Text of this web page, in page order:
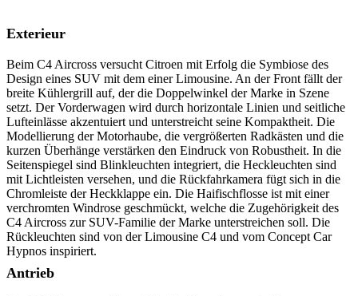
Exterieur
Beim C4 Aircross versucht Citroen mit Erfolg die Symbiose des
Design eines SUV mit dem einer Limousine. An der Front fällt der
breite Kühlergrill auf, der die Doppelwinkel der Marke in Szene
setzt. Der Vorderwagen wird durch horizontale Linien und seitliche
Lufteinlässe akzentuiert und unterstreicht seine Kompaktheit. Die
Modellierung der Motorhaube, die vergrößerten Radkästen und die
kurzen Überhänge verstärken den Eindruck von Robustheit. In die
Seitenspiegel sind Blinkleuchten integriert, die Heckleuchten sind
mit Lichtleisten versehen, und die Rückfahrkamera fügt sich in die
Chromleiste der Heckklappe ein. Die Haifischflosse ist mit einer
verchromten Windrose geschmückt, welche die Zugehörigkeit des
C4 Aircross zur SUV-Familie der Marke unterstreichen soll. Die
Rückleuchten sind von der Limousine C4 und vom Concept Car
Hypnos inspiriert.
Antrieb